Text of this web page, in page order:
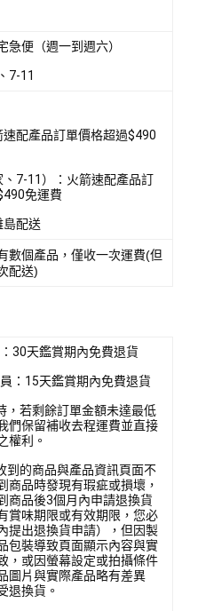
急便（週一到週六）
7-11
速配產品訂單價格超過$490
、7-11）：火箭速配產品訂
免運費
島配送
數個產品，僅收一次運費(但
配送)
30天鑑賞期內免費退貨
：15天鑑賞期內免費退貨
，若剩餘訂單金額未達最低
們保留補收去程運費並直接
權利。
到的商品與產品資訊頁面不
商品時發現有瑕疵或損壞，
商品後3個月內申請退換貨
賞味期限或有效期限，您必
提出退換貨申請），但因製
包裝導致頁面顯示內容與實
，或因螢幕設定或拍攝條件
圖片與實際產品略有差異
退換貨。